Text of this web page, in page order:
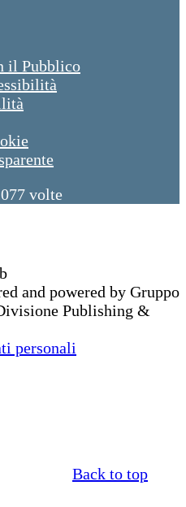
il Pubblico
volte
and powered by Gruppo
Publishing &
personali
Back to top